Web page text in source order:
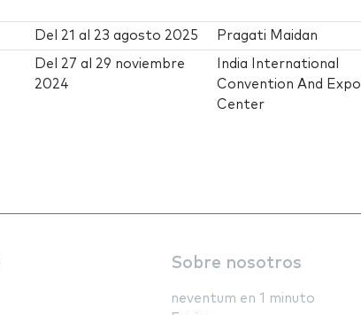
Del 21 al 23 agosto 2025 Pragati Maidan
Del 27 al 29 noviembre
2024
India International
Convention And Expo
Center
Sobre nosotros
neventum en 1 minuto